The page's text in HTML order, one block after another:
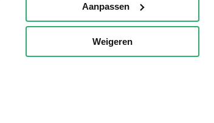
Aanpassen
Weigeren